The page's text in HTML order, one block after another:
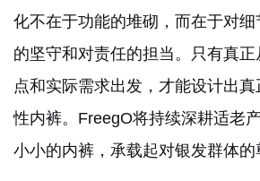
化不在于功能的堆砌，而在于对
的坚守和对责任的担当。只有真
点和实际需求出发，才能设计出
性内裤。FreegO将持续深耕适老
小小的内裤，承载起对银发群体的